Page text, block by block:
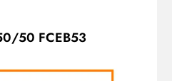
50 FCEB53